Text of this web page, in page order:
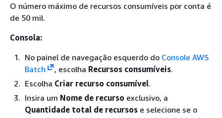
O número máximo de recursos consumíveis por conta é
de 50 mil.
Consola:
No painel de navegação esquerdo do Console AWS
Batch
, escolha Recursos consumíveis.
Escolha Criar recurso consumível.
Insira um Nome de recurso exclusivo, a
Quantidade total de recursos e selecione se o